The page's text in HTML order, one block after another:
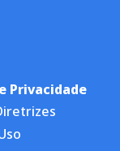
Privacidade